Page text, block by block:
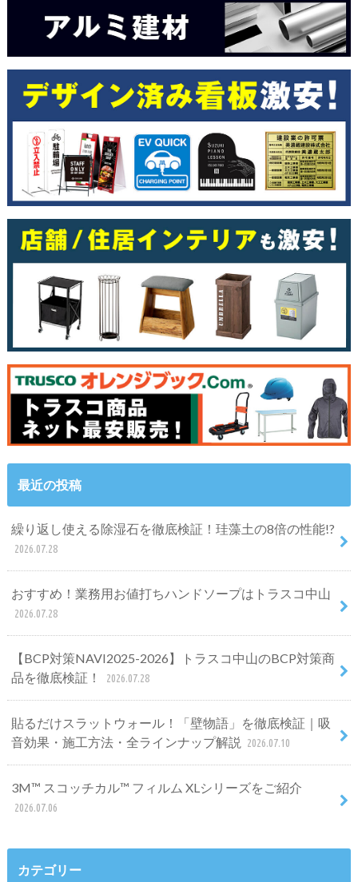
最近の投稿
繰り返し使える除湿石を徹底検証！珪藻土の8倍の性能!?
2026.07.28
おすすめ！業務用お値打ちハンドソープはトラスコ中山
2026.07.28
【BCP対策NAVI2025-2026】トラスコ中山のBCP対策商
品を徹底検証！
2026.07.28
貼るだけスラットウォール！「壁物語」を徹底検証｜吸
音効果・施工方法・全ラインナップ解説
2026.07.10
3M™ スコッチカル™ フィルム XLシリーズをご紹介
2026.07.06
カテゴリー